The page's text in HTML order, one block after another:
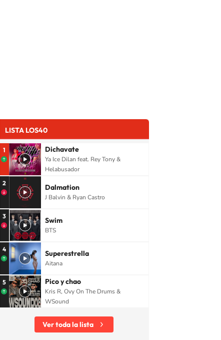
LISTA LOS40
1 Dichavate
Ya Ice Dilan feat. Rey Tony &
Helabusador
2 Dalmation
J Balvin & Ryan Castro
3 Swim
BTS
4 Superestrella
Aitana
5 Pico y chao
Kris R, Ovy On The Drums &
WSound
Ver toda la lista